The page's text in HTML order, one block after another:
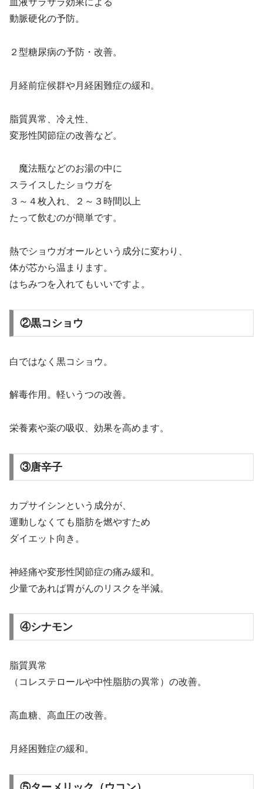
血液サラサラ効果による
動脈硬化の予防。
２型糖尿病の予防・改善。
月経前症候群や月経困難症の緩和。
脂質異常、冷え性、
変形性関節症の改善など。
魔法瓶などのお湯の中に
スライスしたショウガを
３～４枚入れ、２～３時間以上
たって飲むのが簡単です。
熱でショウガオールという成分に変わり、
体が芯から温まります。
はちみつを入れてもいいですよ。
②黒コショウ
白ではなく黒コショウ。
解毒作用。軽いうつの改善。
栄養素や薬の吸収、効果を高めます。
③唐辛子
カプサイシンという成分が、
運動しなくても脂肪を燃やすため
ダイエット向き。
神経痛や変形性関節症の痛み緩和。
少量であれば胃がんのリスクを半減。
④シナモン
脂質異常
（コレステロールや中性脂肪の異常）の改善。
高血糖、高血圧の改善。
月経困難症の緩和。